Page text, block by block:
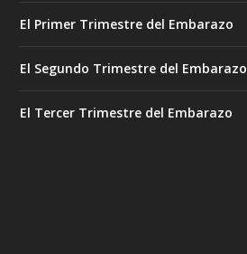
El Primer Trimestre del Embarazo
El Segundo Trimestre del Embarazo
El Tercer Trimestre del Embarazo